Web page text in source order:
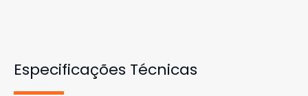
Especificações Técnicas